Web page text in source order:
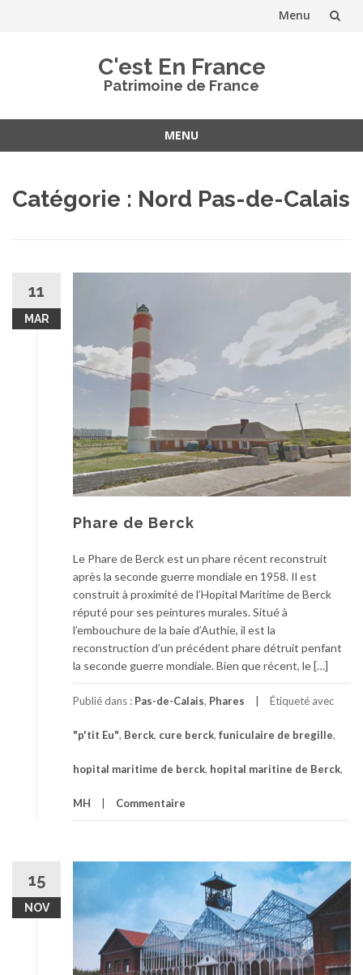
Menu
C'est En France
Patrimoine de France
MENU
contenu
Catégorie : Nord Pas-de-Calais
11
MAR
Phare de Berck
Le Phare de Berck est un phare récent reconstruit
après la seconde guerre mondiale en 1958. Il est
construit à proximité de l’Hopital Maritime de Berck
réputé pour ses peintures murales. Situé à
l’embouchure de la baie d’Authie, il est la
reconstruction d’un précédent phare détruit penfant
la seconde guerre mondiale. Bien que récent, le […]
Publié dans : Pas-de-Calais, Phares Étiqueté avec
"p'tit Eu", Berck, cure berck, funiculaire de bregille,
hopital maritime de berck, hopital maritine de Berck,
MH Commentaire
15
NOV